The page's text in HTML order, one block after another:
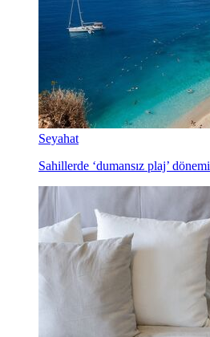
Seyahat
Sahillerde ‘dumansız plaj’ dönemi